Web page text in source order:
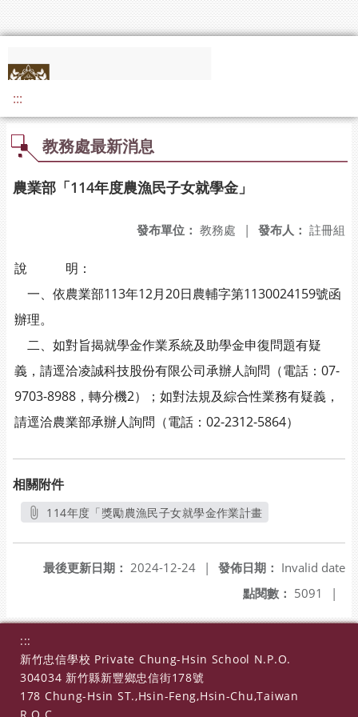
:::
教務處最新消息
農業部「114年度農漁民子女就學金」
發布人： 註冊組
發布單位： 教務處 |
說 明：
一、依農業部113年12月20日農輔字第1130024159號函
辦理。
二、如對旨揭就學金作業系統及助學金申復問題有疑
義，請逕洽凌誠科技股份有限公司承辦人詢問（電話：07-
9703-8988，轉分機2）；如對法規及綜合性業務有疑義，
請逕洽農業部承辦人詢問（電話：02-2312-5864）
相關附件
114年度「獎勵農漁民子女就學金作業計畫
發佈日期： Invalid date
最後更新日期： 2024-12-24
|
點閱數： 5091 |
:::
新竹忠信學校 Private Chung-Hsin School N.P.O.
304034 新竹縣新豐鄉忠信街178號
178 Chung-Hsin ST.,Hsin-Feng,Hsin-Chu,Taiwan